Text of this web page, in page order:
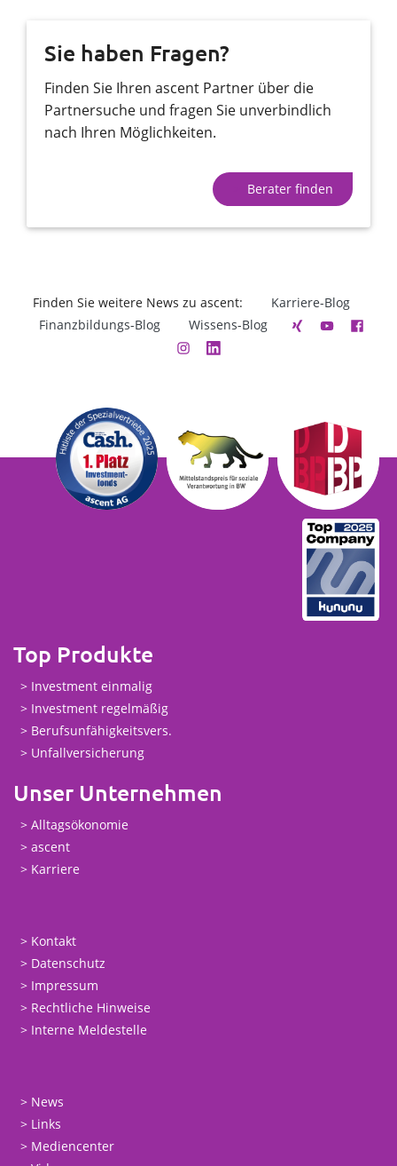
Sie haben Fragen?
Finden Sie Ihren ascent Partner über die
Partnersuche und fragen Sie unverbindlich
nach Ihren Möglichkeiten.
Berater finden
Finden Sie weitere News zu ascent:
Karriere-Blog
Finanzbildungs-Blog
Wissens-Blog
Top Produkte
Investment einmalig
Investment regelmäßig
Berufsunfähigkeitsvers.
Unfallversicherung
Unser Unternehmen
Alltagsökonomie
ascent
Karriere
Kontakt
Datenschutz
Impressum
Rechtliche Hinweise
Interne Meldestelle
News
Links
Mediencenter